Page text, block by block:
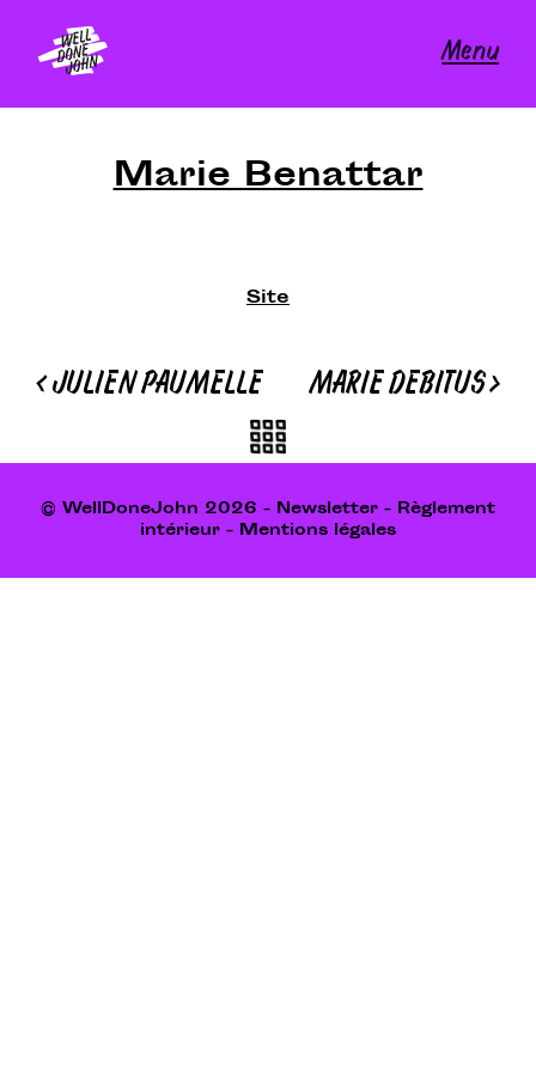
content
Menu
Marie Benattar
Site
Navigation
<JULIEN PAUMELLE MARIE DEBITUS>
© WellDoneJohn 2026 - Newsletter - Règlement
intérieur - Mentions légales